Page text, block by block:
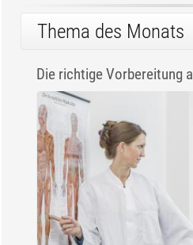
Thema des Monats
Die richtige Vorbereitung